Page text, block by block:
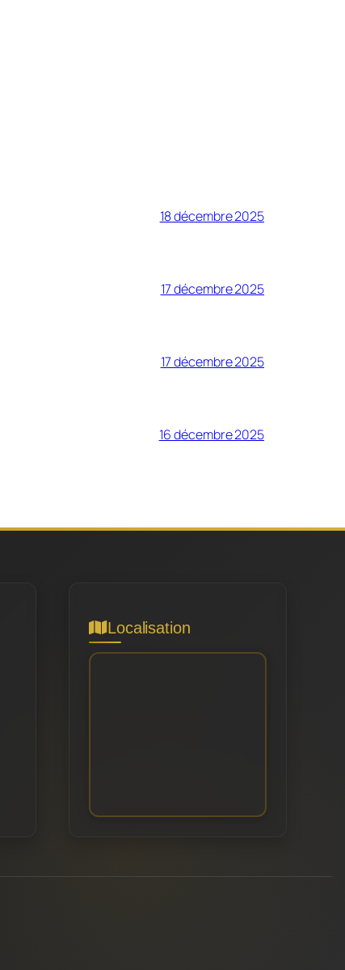
18 décembre 2025
17 décembre 2025
17 décembre 2025
16 décembre 2025
Localisation